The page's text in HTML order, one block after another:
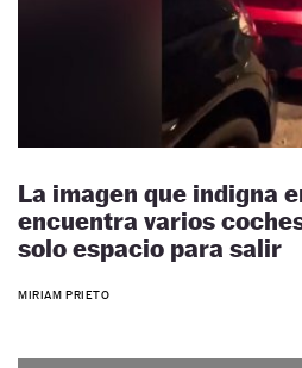
La imagen que indigna
encuentra varios
solo espacio para salir
MIRIAM PRIETO